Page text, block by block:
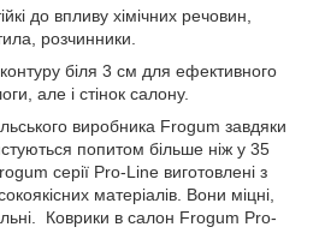
до впливу хімічних речовин,
розчинники.
біля 3 см для ефективного
але і стінок салону.
виробника Frogum завдяки
попитом більше ніж у 35
серії Pro-Line виготовлені з
матеріалів. Вони міцні,
Коврики в салон Frogum Pro-